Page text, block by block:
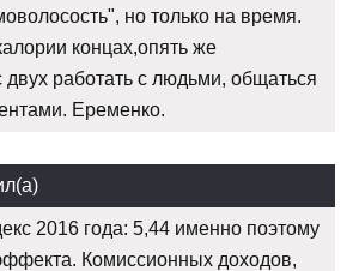
но только на время.
концах,опять же
двух работать с людьми, общаться
Еременко.
2016 года: 5,44 именно поэтому
Комиссионных доходов,